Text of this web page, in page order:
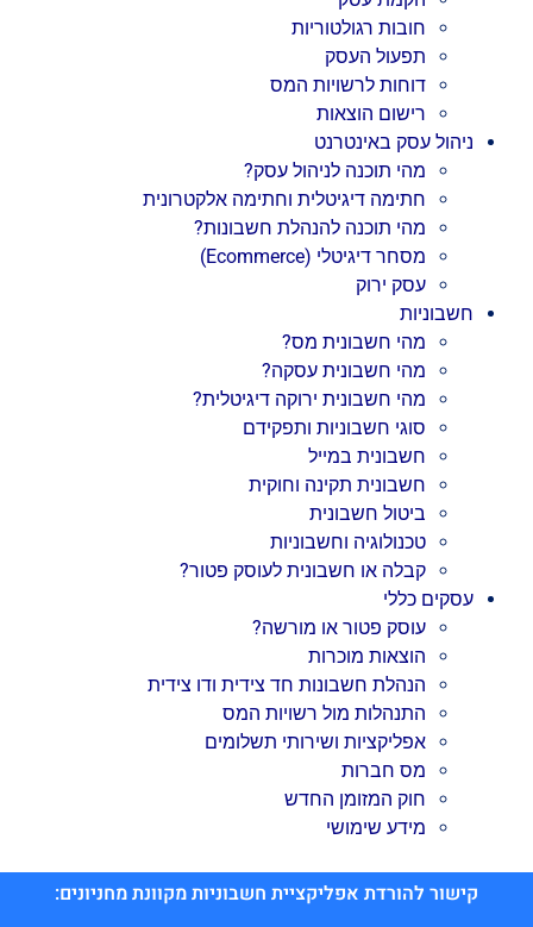
חובות רגולטוריות
תפעול העסק
דוחות לרשויות המס
רישום הוצאות
ניהול עסק באינטרנט
מהי תוכנה לניהול עסק?
חתימה דיגיטלית וחתימה אלקטרונית
מהי תוכנה להנהלת חשבונות?
מסחר דיגיטלי (Ecommerce)
עסק ירוק
חשבוניות
מהי חשבונית מס?
מהי חשבונית עסקה?
מהי חשבונית ירוקה דיגיטלית?
סוגי חשבוניות ותפקידם
חשבונית במייל
חשבונית תקינה וחוקית
ביטול חשבונית
טכנולוגיה וחשבוניות
קבלה או חשבונית לעוסק פטור?
עסקים כללי
עוסק פטור או מורשה?
הוצאות מוכרות
הנהלת חשבונות חד צידית ודו צידית
התנהלות מול רשויות המס
אפליקציות ושירותי תשלומים
מס חברות
חוק המזומן החדש
מידע שימושי
קישור להורדת אפליקציית חשבוניות מקוונת מחניונים: